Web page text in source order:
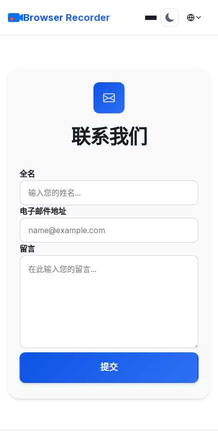
Browser Recorder
联系我们
全名
电子邮件地址
留言
提交